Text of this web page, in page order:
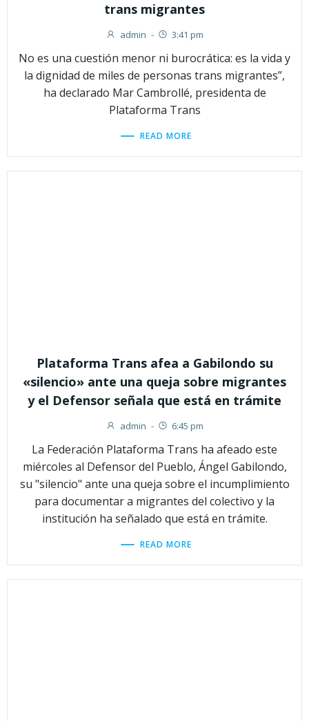
trans migrantes
admin - 3:41 pm
No es una cuestión menor ni burocrática: es la vida y
la dignidad de miles de personas trans migrantes”,
ha declarado Mar Cambrollé, presidenta de
Plataforma Trans
READ MORE
Plataforma Trans afea a Gabilondo su
«silencio» ante una queja sobre migrantes
y el Defensor señala que está en trámite
admin - 6:45 pm
La Federación Plataforma Trans ha afeado este
miércoles al Defensor del Pueblo, Ángel Gabilondo,
su "silencio" ante una queja sobre el incumplimiento
para documentar a migrantes del colectivo y la
institución ha señalado que está en trámite.
READ MORE